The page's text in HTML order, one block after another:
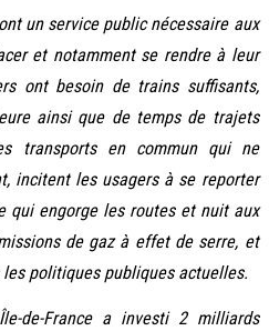
un service public nécessaire aux
et notamment se rendre à leur
ont besoin de trains suffisants,
ainsi que de temps de trajets
transports en commun qui ne
incitent les usagers à se reporter
qui engorge les routes et nuit aux
de gaz à effet de serre, et
les politiques publiques actuelles.
de-France a investi 2 milliards